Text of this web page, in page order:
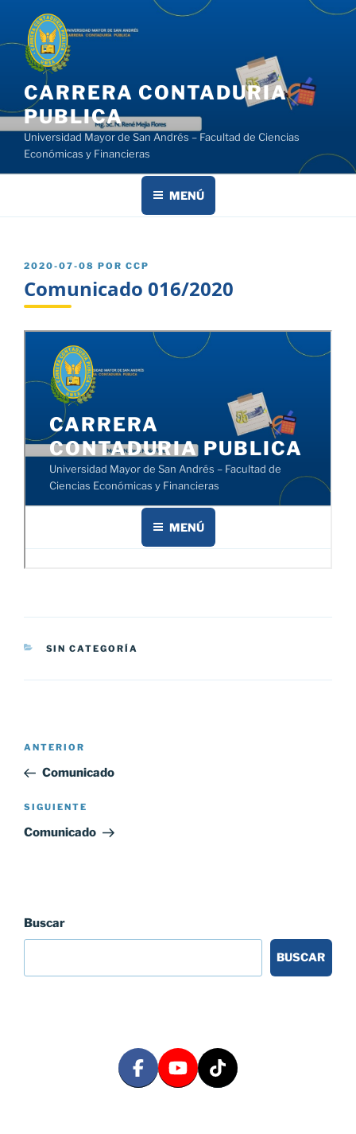
contenido
CARRERA CONTADURIA
PUBLICA
Universidad Mayor de San Andrés – Facultad de Ciencias
Económicas y Financieras
MENÚ
PUBLICADO
2020-07-08 POR CCP
Comunicado 016/2020
CATEGORÍAS
SIN CATEGORÍA
Navegación
entradas
Entrada
anterior:
ANTERIOR
Comunicado
Siguiente
entrada
SIGUIENTE
Comunicado
Buscar
BUSCAR